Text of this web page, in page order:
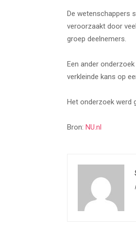
De wetenschappers
veroorzaakt door
groep deelnemers.
Een ander
verkleinde kans op
Het onderzoek werd
Bron: NU.nl